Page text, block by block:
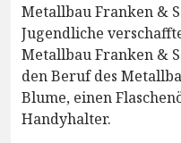
Metallbau Franken &
Jugendliche
Metallbau Franken &
den Beruf des
Blume, einen
Handyhalter.